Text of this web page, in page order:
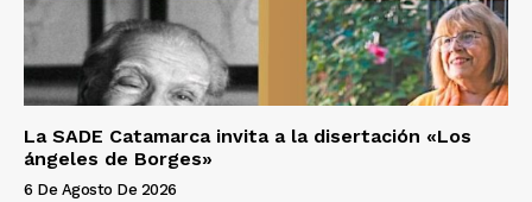
La SADE Catamarca invita a la disertación «Los
ángeles de Borges»
6 De Agosto De 2026